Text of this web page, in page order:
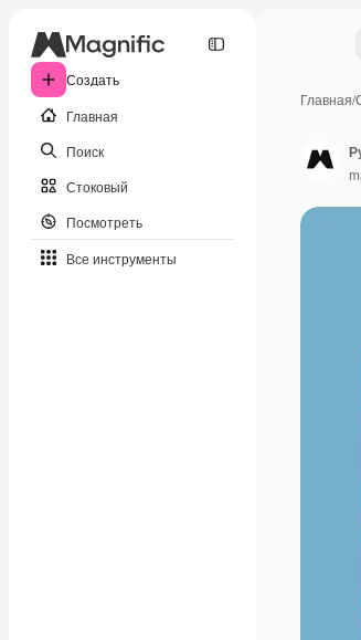
Создать
Главная
Поиск
Стоковый
Посмотреть
Все инструменты
Главная/